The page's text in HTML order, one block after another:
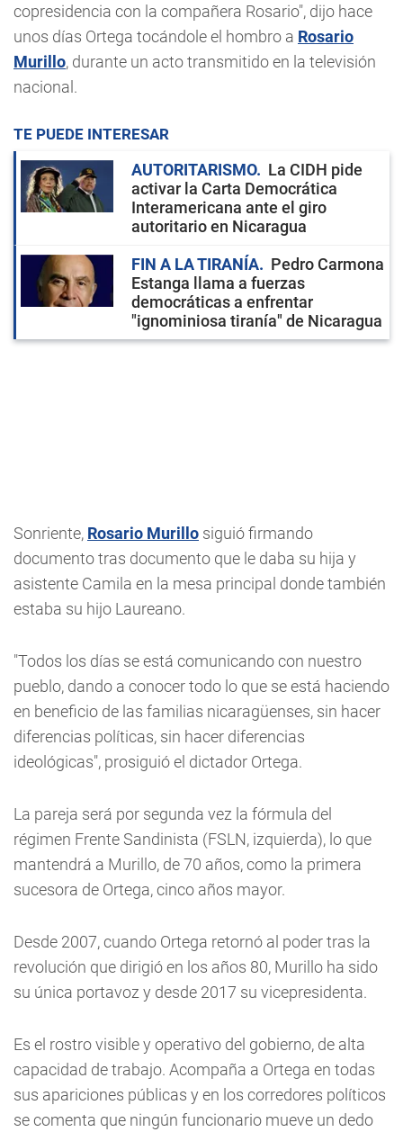
copresidencia con la compañera Rosario", dijo hace
unos días Ortega tocándole el hombro a Rosario
Murillo, durante un acto transmitido en la televisión
nacional.
TE PUEDE INTERESAR
AUTORITARISMO
La CIDH pide
activar la Carta Democrática
Interamericana ante el giro
autoritario en Nicaragua
FIN A LA TIRANÍA
Pedro Carmona
Estanga llama a fuerzas
democráticas a enfrentar
"ignominiosa tiranía" de Nicaragua
Sonriente, Rosario Murillo siguió firmando
documento tras documento que le daba su hija y
asistente Camila en la mesa principal donde también
estaba su hijo Laureano.
"Todos los días se está comunicando con nuestro
pueblo, dando a conocer todo lo que se está haciendo
en beneficio de las familias nicaragüenses, sin hacer
diferencias políticas, sin hacer diferencias
ideológicas", prosiguió el dictador Ortega.
La pareja será por segunda vez la fórmula del
régimen Frente Sandinista (FSLN, izquierda), lo que
mantendrá a Murillo, de 70 años, como la primera
sucesora de Ortega, cinco años mayor.
Desde 2007, cuando Ortega retornó al poder tras la
revolución que dirigió en los años 80, Murillo ha sido
su única portavoz y desde 2017 su vicepresidenta.
Es el rostro visible y operativo del gobierno, de alta
capacidad de trabajo. Acompaña a Ortega en todas
sus apariciones públicas y en los corredores políticos
se comenta que ningún funcionario mueve un dedo